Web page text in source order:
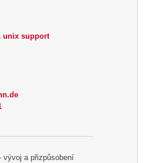
unix support
vývoj a přizpůsobení